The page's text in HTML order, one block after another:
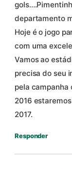
departamento
Hoje é o jogo
com uma
Vamos ao
precisa do seu
pela campanha
2016
2017.
Responder